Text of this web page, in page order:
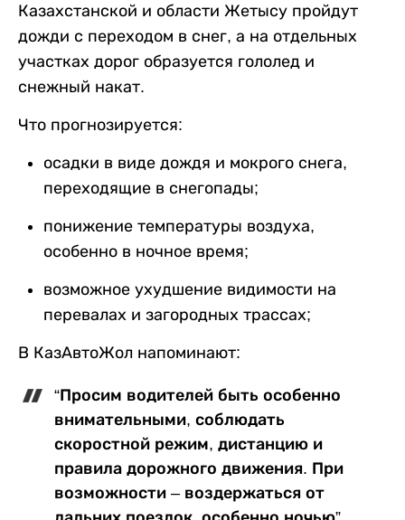
Казахстанской и области Жетысу пройдут
дожди с переходом в снег, а на отдельных
участках дорог образуется гололед и
снежный накат.
Что прогнозируется:
осадки в виде дождя и мокрого снега,
переходящие в снегопады;
понижение температуры воздуха,
особенно в ночное время;
возможное ухудшение видимости на
перевалах и загородных трассах;
В КазАвтоЖол напоминают:
“Просим водителей быть особенно
внимательными, соблюдать
скоростной режим, дистанцию и
правила дорожного движения. При
возможности – воздержаться от